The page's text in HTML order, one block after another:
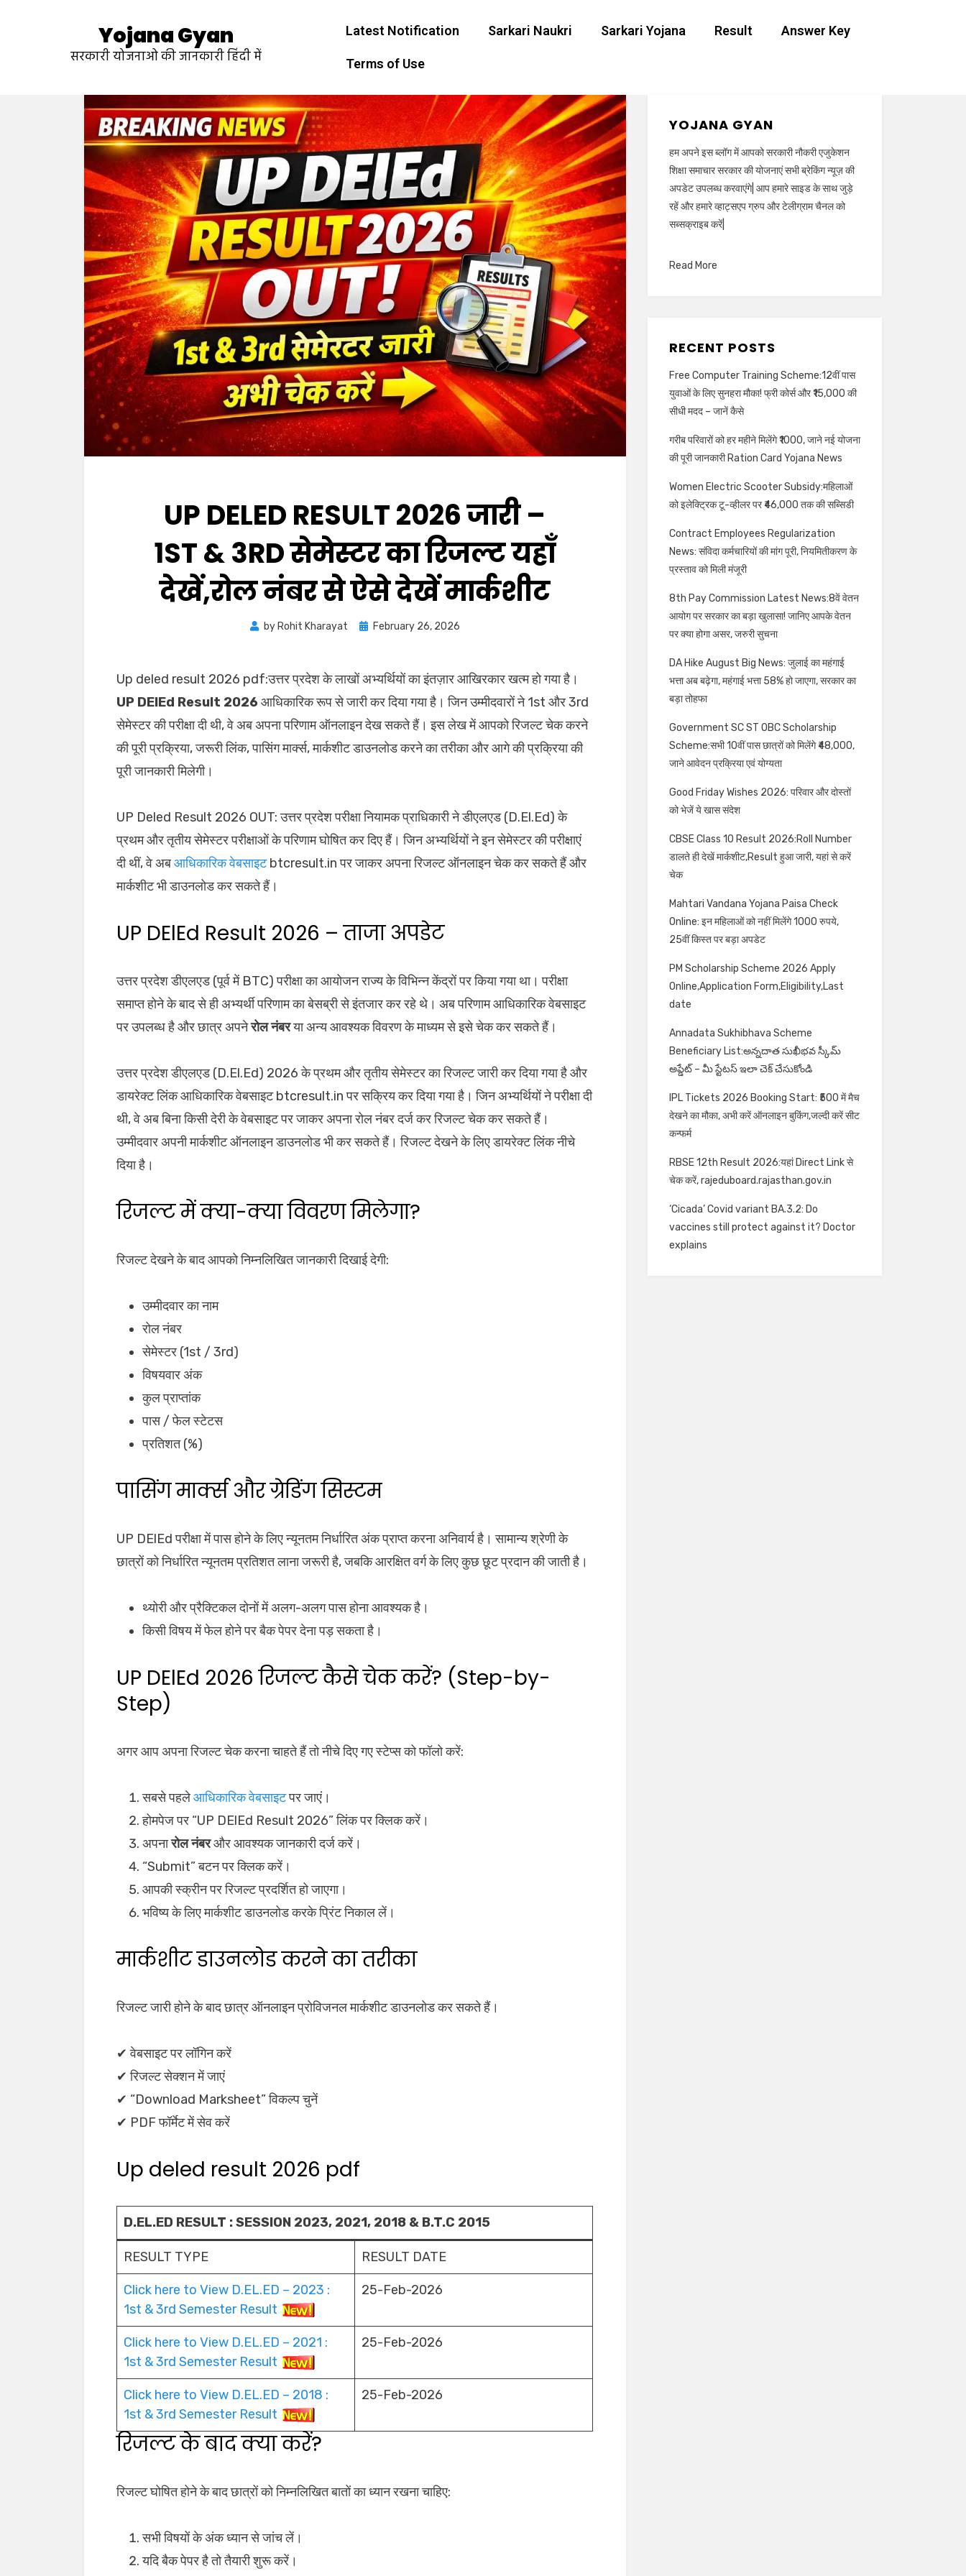
Yojana Gyan
सरकारी योजनाओ की जानकारी हिंदी में
Latest Notification Sarkari Naukri Sarkari Yojana Result Answer Key
Terms of Use
UP DELED RESULT 2026 जारी –
1ST & 3RD सेमेस्टर का रिजल्ट यहाँ
देखें,रोल नंबर से ऐसे देखें मार्कशीट
by Rohit Kharayat February 26, 2026
Up deled result 2026 pdf:उत्तर प्रदेश के लाखों अभ्यर्थियों का इंतज़ार आखिरकार खत्म हो गया है।
UP DElEd Result 2026आधिकारिक रूप से जारी कर दिया गया है। जिन उम्मीदवारों ने 1st और 3rd
सेमेस्टर की परीक्षा दी थी, वे अब अपना परिणाम ऑनलाइन देख सकते हैं। इस लेख में आपको रिजल्ट चेक करने
की पूरी प्रक्रिया, जरूरी लिंक, पासिंग मार्क्स, मार्कशीट डाउनलोड करने का तरीका और आगे की प्रक्रिया की
पूरी जानकारी मिलेगी।
UP Deled Result 2026 OUT: उत्तर प्रदेश परीक्षा नियामक प्राधिकारी ने डीएलएड (D.El.Ed) के
प्रथम और तृतीय सेमेस्टर परीक्षाओं के परिणाम घोषित कर दिए हैं। जिन अभ्यर्थियों ने इन सेमेस्टर की परीक्षाएं
दी थीं, वे अबआधिकारिक वेबसाइटbtcresult.in पर जाकर अपना रिजल्ट ऑनलाइन चेक कर सकते हैं और
मार्कशीट भी डाउनलोड कर सकते हैं।
UP DElEd Result 2026 – ताजा अपडेट
उत्तर प्रदेश डीएलएड (पूर्व में BTC) परीक्षा का आयोजन राज्य के विभिन्न केंद्रों पर किया गया था। परीक्षा
समाप्त होने के बाद से ही अभ्यर्थी परिणाम का बेसब्री से इंतजार कर रहे थे। अब परिणाम आधिकारिक वेबसाइट
पर उपलब्ध है और छात्र अपनेरोल नंबरया अन्य आवश्यक विवरण के माध्यम से इसे चेक कर सकते हैं।
उत्तर प्रदेश डीएलएड (D.El.Ed) 2026 के प्रथम और तृतीय सेमेस्टर का रिजल्ट जारी कर दिया गया है और
डायरेक्ट लिंक आधिकारिक वेबसाइट btcresult.in पर सक्रिय कर दिया गया है। जिन अभ्यर्थियों ने परीक्षा दी
थी, वे अब बिना किसी देरी के वेबसाइट पर जाकर अपना रोल नंबर दर्ज कर रिजल्ट चेक कर सकते हैं।
उम्मीदवार अपनी मार्कशीट ऑनलाइन डाउनलोड भी कर सकते हैं। रिजल्ट देखने के लिए डायरेक्ट लिंक नीचे
दिया है।
रिजल्ट में क्या-क्या विवरण मिलेगा?
रिजल्ट देखने के बाद आपको निम्नलिखित जानकारी दिखाई देगी:
उम्मीदवार का नाम
रोल नंबर
सेमेस्टर (1st / 3rd)
विषयवार अंक
कुल प्राप्तांक
पास / फेल स्टेटस
प्रतिशत (%)
पासिंग मार्क्स और ग्रेडिंग सिस्टम
UP DElEd परीक्षा में पास होने के लिए न्यूनतम निर्धारित अंक प्राप्त करना अनिवार्य है। सामान्य श्रेणी के
छात्रों को निर्धारित न्यूनतम प्रतिशत लाना जरूरी है, जबकि आरक्षित वर्ग के लिए कुछ छूट प्रदान की जाती है।
थ्योरी और प्रैक्टिकल दोनों में अलग-अलग पास होना आवश्यक है।
किसी विषय में फेल होने पर बैक पेपर देना पड़ सकता है।
UP DElEd 2026 रिजल्ट कैसे चेक करें? (Step-by-
Step)
अगर आप अपना रिजल्ट चेक करना चाहते हैं तो नीचे दिए गए स्टेप्स को फॉलो करें:
सबसे पहलेआधिकारिक वेबसाइटपर जाएं।
होमपेज पर “UP DElEd Result 2026” लिंक पर क्लिक करें।
अपनारोल नंबरऔर आवश्यक जानकारी दर्ज करें।
“Submit” बटन पर क्लिक करें।
आपकी स्क्रीन पर रिजल्ट प्रदर्शित हो जाएगा।
भविष्य के लिए मार्कशीट डाउनलोड करके प्रिंट निकाल लें।
मार्कशीट डाउनलोड करने का तरीका
रिजल्ट जारी होने के बाद छात्र ऑनलाइन प्रोविजनल मार्कशीट डाउनलोड कर सकते हैं।
✔ वेबसाइट पर लॉगिन करें
✔ रिजल्ट सेक्शन में जाएं
✔ “Download Marksheet” विकल्प चुनें
✔ PDF फॉर्मेट में सेव करें
Up deled result 2026 pdf
D.EL.ED RESULT : SESSION 2023, 2021, 2018 & B.T.C 2015
RESULT TYPE RESULT DATE
Click here to View D.EL.ED – 2023 :
1st & 3rd Semester Result
25-Feb-2026
Click here to View D.EL.ED – 2021 :
1st & 3rd Semester Result
25-Feb-2026
Click here to View D.EL.ED – 2018 :
1st & 3rd Semester Result
25-Feb-2026
रिजल्ट के बाद क्या करें?
रिजल्ट घोषित होने के बाद छात्रों को निम्नलिखित बातों का ध्यान रखना चाहिए:
सभी विषयों के अंक ध्यान से जांच लें।
यदि बैक पेपर है तो तैयारी शुरू करें।
YOJANA GYAN
हम अपने इस ब्लॉग में आपको सरकारी नौकरी एजुकेशन
शिक्षा समाचार सरकार की योजनाएं सभी ब्रेकिंग न्यूज़ की
अपडेट उपलब्ध करवाएंगे| आप हमारे साइड के साथ जुड़े
रहें और हमारे व्हाट्सएप ग्रुप और टेलीग्राम चैनल को
सब्सक्राइब करें|
Read More
RECENT POSTS
Free Computer Training Scheme:12वीं पास
युवाओं के लिए सुनहरा मौका! फ्री कोर्स और ₹15,000 की
सीधी मदद – जानें कैसे
गरीब परिवारों को हर महीने मिलेंगे ₹1000, जाने नई योजना
की पूरी जानकारी Ration Card Yojana News
Women Electric Scooter Subsidy:महिलाओं
को इलेक्ट्रिक टू-व्हीलर पर ₹46,000 तक की सब्सिडी
Contract Employees Regularization
News: संविदा कर्मचारियों की मांग पूरी, नियमितीकरण के
प्रस्ताव को मिली मंजूरी
8th Pay Commission Latest News:8वें वेतन
आयोग पर सरकार का बड़ा खुलासा! जानिए आपके वेतन
पर क्या होगा असर, जरुरी सुचना
DA Hike August Big News: जुलाई का महंगाई
भत्ता अब बढ़ेगा, महंगाई भत्ता 58% हो जाएगा, सरकार का
बड़ा तोहफा
Government SC ST OBC Scholarship
Scheme:सभी 10वीं पास छात्रों को मिलेंगे ₹48,000,
जाने आवेदन प्रक्रिया एवं योग्यता
Good Friday Wishes 2026: परिवार और दोस्तों
को भेजें ये खास संदेश
CBSE Class 10 Result 2026:Roll Number
डालते ही देखें मार्कशीट,Result हुआ जारी, यहां से करें
चेक
Mahtari Vandana Yojana Paisa Check
Online: इन महिलाओं को नहीं मिलेंगे 1000 रुपये,
25वीं किस्त पर बड़ा अपडेट
PM Scholarship Scheme 2026 Apply
Online,Application Form,Eligibility,Last
date
Annadata Sukhibhava Scheme
Beneficiary List:అన్నదాత సుఖీభవ స్కీమ్
అప్డేట్ – మీ స్టేటస్ ఇలా చెక్ చేసుకోండి
IPL Tickets 2026 Booking Start: ₹500 में मैच
देखने का मौका, अभी करें ऑनलाइन बुकिंग,जल्दी करें सीट
कन्फर्म
RBSE 12th Result 2026:यहां Direct Link से
चेक करें, rajeduboard.rajasthan.gov.in
‘Cicada’ Covid variant BA.3.2: Do
vaccines still protect against it? Doctor
explains